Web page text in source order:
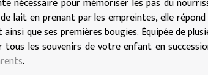
lait en prenant par les empreintes, elle
que ses premières bougies. Équipée de
tous les souvenirs de votre enfant en
.